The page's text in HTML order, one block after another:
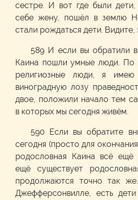
сестре. И вот где были дети,
себе жену, пошёл в землю
стали рождаться дети. Видите,
589 И если вы обратили
Каина пошли умные люди.
религиозные люди, я
виноградную лозу
двое, положили начало тем
в которых мы сегодня живём.
590 Если вы обратите
сегодня (просто для
родословная Каина всё ещё
ещё существует
продолжаются точно так
Джефферсонвилле, есть